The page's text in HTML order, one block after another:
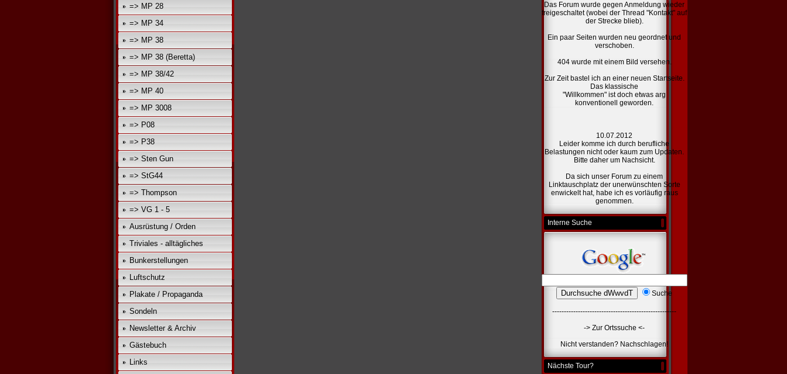
=> MP 28
=> MP 34
=> MP 38
=> MP 38 (Beretta)
=> MP 38/42
=> MP 40
=> MP 3008
=> P08
=> P38
=> Sten Gun
=> StG44
=> Thompson
=> VG 1 - 5
Ausrüstung / Orden
Triviales - alltägliches
Bunkerstellungen
Luftschutz
Plakate / Propaganda
Sondeln
Newsletter & Archiv
Gästebuch
Links
Das Forum wurde gegen Anmeldung wieder
freigeschaltet (wobei der Thread "Kontakt" auf
der Strecke blieb).
Ein paar Seiten wurden neu geordnet und
verschoben.
404wurde mit einem Bild versehen.
Zur Zeit bastel ich an einer neuen Startseite.
Das klassische
"Willkommen" ist doch etwas arg
konventionell geworden.
10.07.2012
Leider komme ich durch berufliche
Belastungen nicht oder kaum zum Updaten.
Bitte daher um Nachsicht.
Da sich unser Forum zu einem
Linktauschplatz der unerwünschten Sorte
enwickelt hat, habe ich es vorläufig raus
genommen.
Interne Suche
Suche
-----------------------------------------------------
-> Zur Ortssuche <-
Nicht verstanden? Nachschlagen!
Nächste Tour?